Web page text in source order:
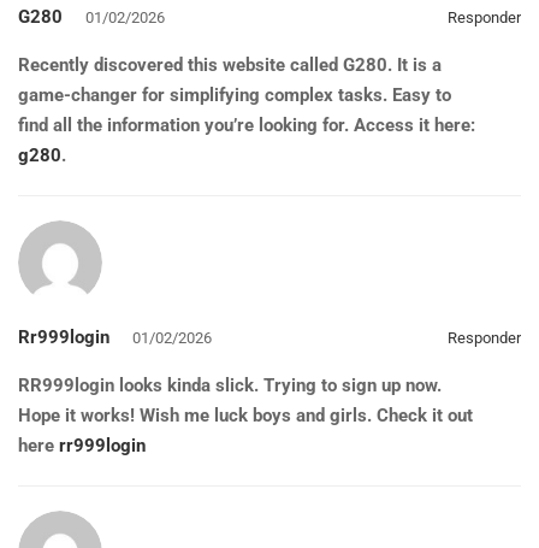
G280 01/02/2026 Responder
Recently discovered this website called G280. It is a
game-changer for simplifying complex tasks. Easy to
find all the information you’re looking for. Access it here:
g280.
Rr999login 01/02/2026 Responder
RR999login looks kinda slick. Trying to sign up now.
Hope it works! Wish me luck boys and girls. Check it out
here rr999login